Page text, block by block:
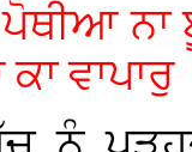
ਪੋਥੀਆ
ਵਾਪਾਰੁ